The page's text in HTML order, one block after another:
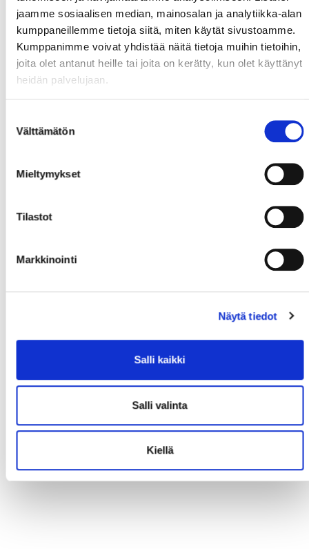
jaamme sosiaalisen median, mainosalan ja analytiikka-alan
kumppaneillemme tietoja siitä, miten käytät sivustoamme.
Kumppanimme voivat yhdistää näitä tietoja muihin tietoihin,
joita olet antanut heille tai joita on kerätty, kun olet käyttänyt
heidän palvelujaan.
valinta
Välttämätön
Mieltymykset
Tilastot
Markkinointi
Näytä tiedot
Salli kaikki
Salli valinta
Kiellä